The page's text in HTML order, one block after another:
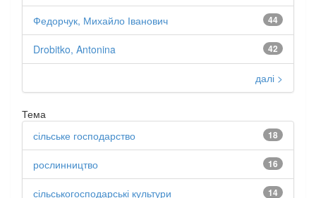
44
Федорчук, Михайло Іванович
42
Drobitko, Antonina
далі >
Тема
18
сільське господарство
16
рослинництво
14
сільськогосподарські культури